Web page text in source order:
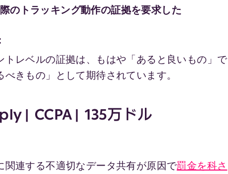
のトラッキング動作の証拠を要求した
トレベルの証拠は、もはや「あると良いもの」で
きもの」として期待されています。
| CCPA | 135万ドル
関連する不適切なデータ共有が原因で罰金を科さ